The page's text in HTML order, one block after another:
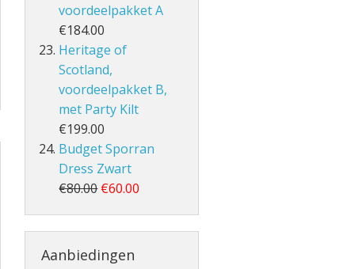
voordeelpakket A
€184.00
Heritage of
Scotland,
voordeelpakket B,
met Party Kilt
€199.00
Budget Sporran
Dress Zwart
€80.00 €60.00
Aanbiedingen